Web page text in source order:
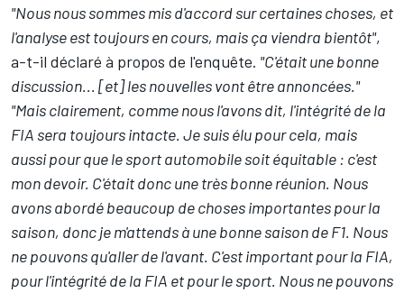
"Nous nous sommes mis d'accord sur certaines choses, et
l'analyse est toujours en cours, mais ça viendra bientôt",
a-t-il déclaré à propos de l'enquête. "C'était une bonne
discussion... [et] les nouvelles vont être annoncées."
"Mais clairement, comme nous l'avons dit, l'intégrité de la
FIA sera toujours intacte. Je suis élu pour cela, mais
aussi pour que le sport automobile soit équitable : c'est
mon devoir. C'était donc une très bonne réunion. Nous
avons abordé beaucoup de choses importantes pour la
saison, donc je m'attends à une bonne saison de F1. Nous
ne pouvons qu'aller de l'avant. C'est important pour la FIA,
pour l'intégrité de la FIA et pour le sport. Nous ne pouvons